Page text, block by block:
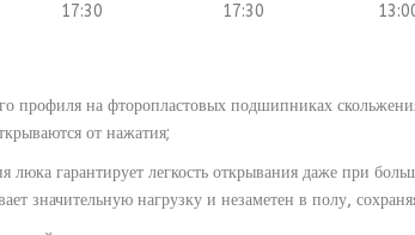
17:30
17:30
профиля на фторопластовых подшипниках
от нажатия;
гарантирует легкость открывания даже при
значительную нагрузку и незаметен в полу,